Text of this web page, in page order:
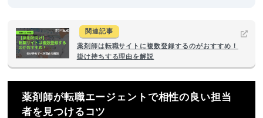
関連記事
薬剤師は転職サイトに複数登録するのがおすすめ！
掛け持ちする理由を解説
薬剤師が転職エージェントで相性の良い担当
者を見つけるコツ